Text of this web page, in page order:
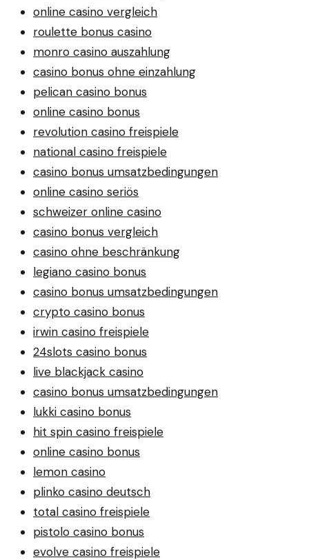
online casino vergleich
roulette bonus casino
monro casino auszahlung
casino bonus ohne einzahlung
pelican casino bonus
online casino bonus
revolution casino freispiele
national casino freispiele
casino bonus umsatzbedingungen
online casino seriös
schweizer online casino
casino bonus vergleich
casino ohne beschränkung
legiano casino bonus
casino bonus umsatzbedingungen
crypto casino bonus
irwin casino freispiele
24slots casino bonus
live blackjack casino
casino bonus umsatzbedingungen
lukki casino bonus
hit spin casino freispiele
online casino bonus
lemon casino
plinko casino deutsch
total casino freispiele
pistolo casino bonus
evolve casino freispiele